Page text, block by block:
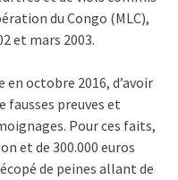
du Congo (MLC),
et mars 2003.
octobre 2016, d’avoir
fausses preuves et
Pour ces faits,
et de 300.000 euros
de peines allant de